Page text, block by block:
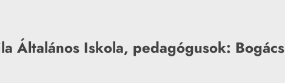
Általános Iskola, pedagógusok: Bogács